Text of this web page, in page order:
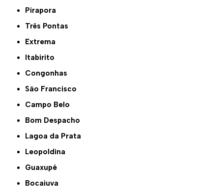
Pirapora
Três Pontas
Extrema
Itabirito
Congonhas
São Francisco
Campo Belo
Bom Despacho
Lagoa da Prata
Leopoldina
Guaxupé
Bocaiuva